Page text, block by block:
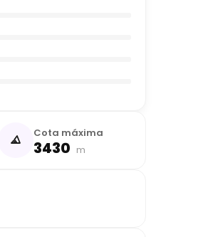
Cota máxima
3430 m